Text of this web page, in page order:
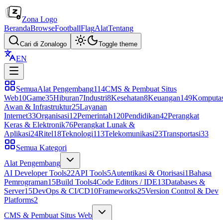
Zona Logo
BerandaBrowseFootballFlagAlatTentang
Cari di Zonalogo Toggle theme
EN
SemuaAlat Pengembang114CMS & Pembuat Situs
Web10Game35Hiburan7Industri8Kesehatan8Keuangan149
Awan & Infrastruktur25Layanan
Internet33Organisasi12Pemerintah120Pendidikan42Perangkat
Keras & Elektronik76Perangkat Lunak &
Aplikasi24Ritel18Teknologi113Telekomunikasi23Transportasi33
Semua Kategori
Alat Pengembang
AI Developer Tools22API Tools5Autentikasi & Otorisasi1Bahasa
Pemrograman15Build Tools4Code Editors / IDE13Databases &
Server15DevOps & CI/CD10Frameworks25Version Control & Dev
Platforms2
CMS & Pembuat Situs Web